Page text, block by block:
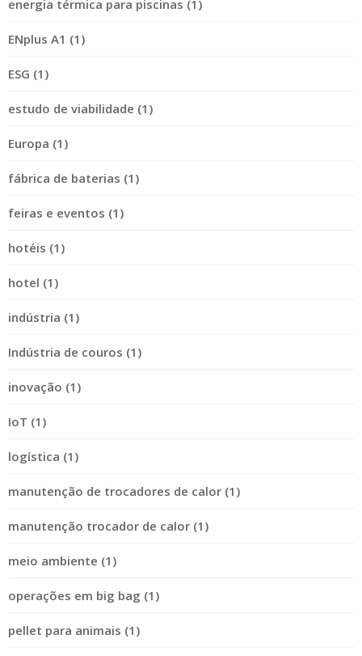
energia térmica para piscinas (1)
ENplus A1 (1)
ESG (1)
estudo de viabilidade (1)
Europa (1)
fábrica de baterias (1)
feiras e eventos (1)
hotéis (1)
hotel (1)
indústria (1)
Indústria de couros (1)
inovação (1)
IoT (1)
logística (1)
manutenção de trocadores de calor (1)
manutenção trocador de calor (1)
meio ambiente (1)
operações em big bag (1)
pellet para animais (1)